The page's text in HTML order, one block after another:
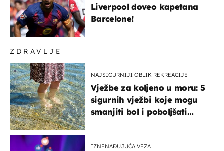
ZDRAVLJE
NAJSIGURNIJI OBLIK REKREACIJE
Vježbe za koljeno u moru: 5
sigurnih vježbi koje mogu
smanjiti bol i poboljšati
IZNENAĐUJUĆA VEZA
Liverpool doveo kapetana
Barcelone!